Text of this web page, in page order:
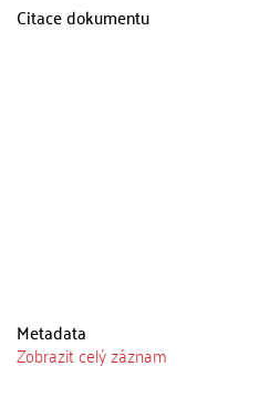
Citace dokumentu
Metadata
Zobrazit celý záznam